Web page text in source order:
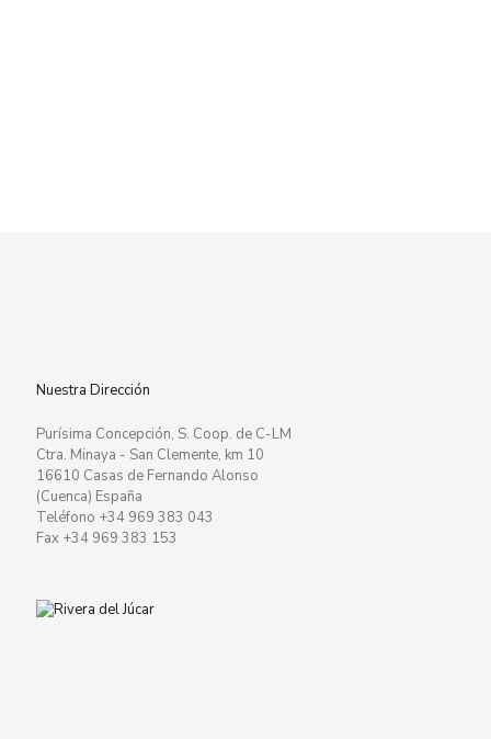
Nuestra Dirección
Purísima Concepción, S. Coop. de C-LM
Ctra. Minaya - San Clemente, km 10
16610 Casas de Fernando Alonso
(Cuenca) España
Teléfono +34 969 383 043
Fax +34 969 383 153